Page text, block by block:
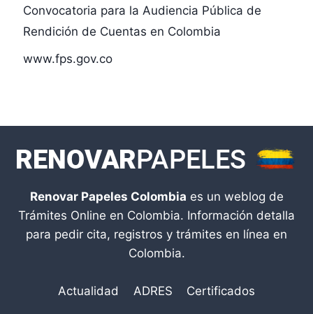
Convocatoria para la Audiencia Pública de
Rendición de Cuentas en Colombia
www.fps.gov.co
Renovar Papeles Colombia es un weblog de
Trámites Online en Colombia. Información detalla
para pedir cita, registros y trámites en línea en
Colombia.
Actualidad ADRES Certificados